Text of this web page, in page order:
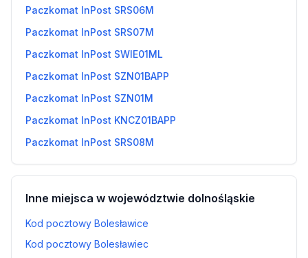
Paczkomat InPost SRS06M
Paczkomat InPost SRS07M
Paczkomat InPost SWIE01ML
Paczkomat InPost SZN01BAPP
Paczkomat InPost SZN01M
Paczkomat InPost KNCZ01BAPP
Paczkomat InPost SRS08M
Inne miejsca w województwie dolnośląskie
Kod pocztowy Bolesławice
Kod pocztowy Bolesławiec